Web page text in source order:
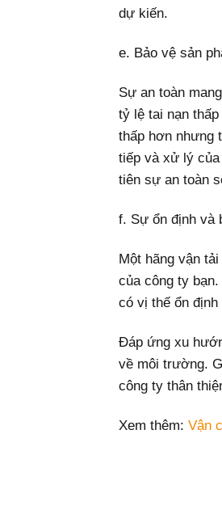
dự kiến.
e. Bảo vệ sản
Sự an toàn
tỷ lệ tai nạn
thấp hơn nhưng
tiếp và xử lý của
tiên sự an toàn
f. Sự ổn định và
Một hãng vận
của công ty
có vị thế ổn
Đáp ứng xu
về môi trường.
công ty thân
Xem thêm: Vận